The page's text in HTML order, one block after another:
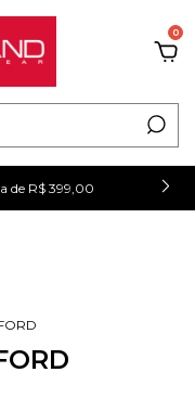
0
de R$ 399,00